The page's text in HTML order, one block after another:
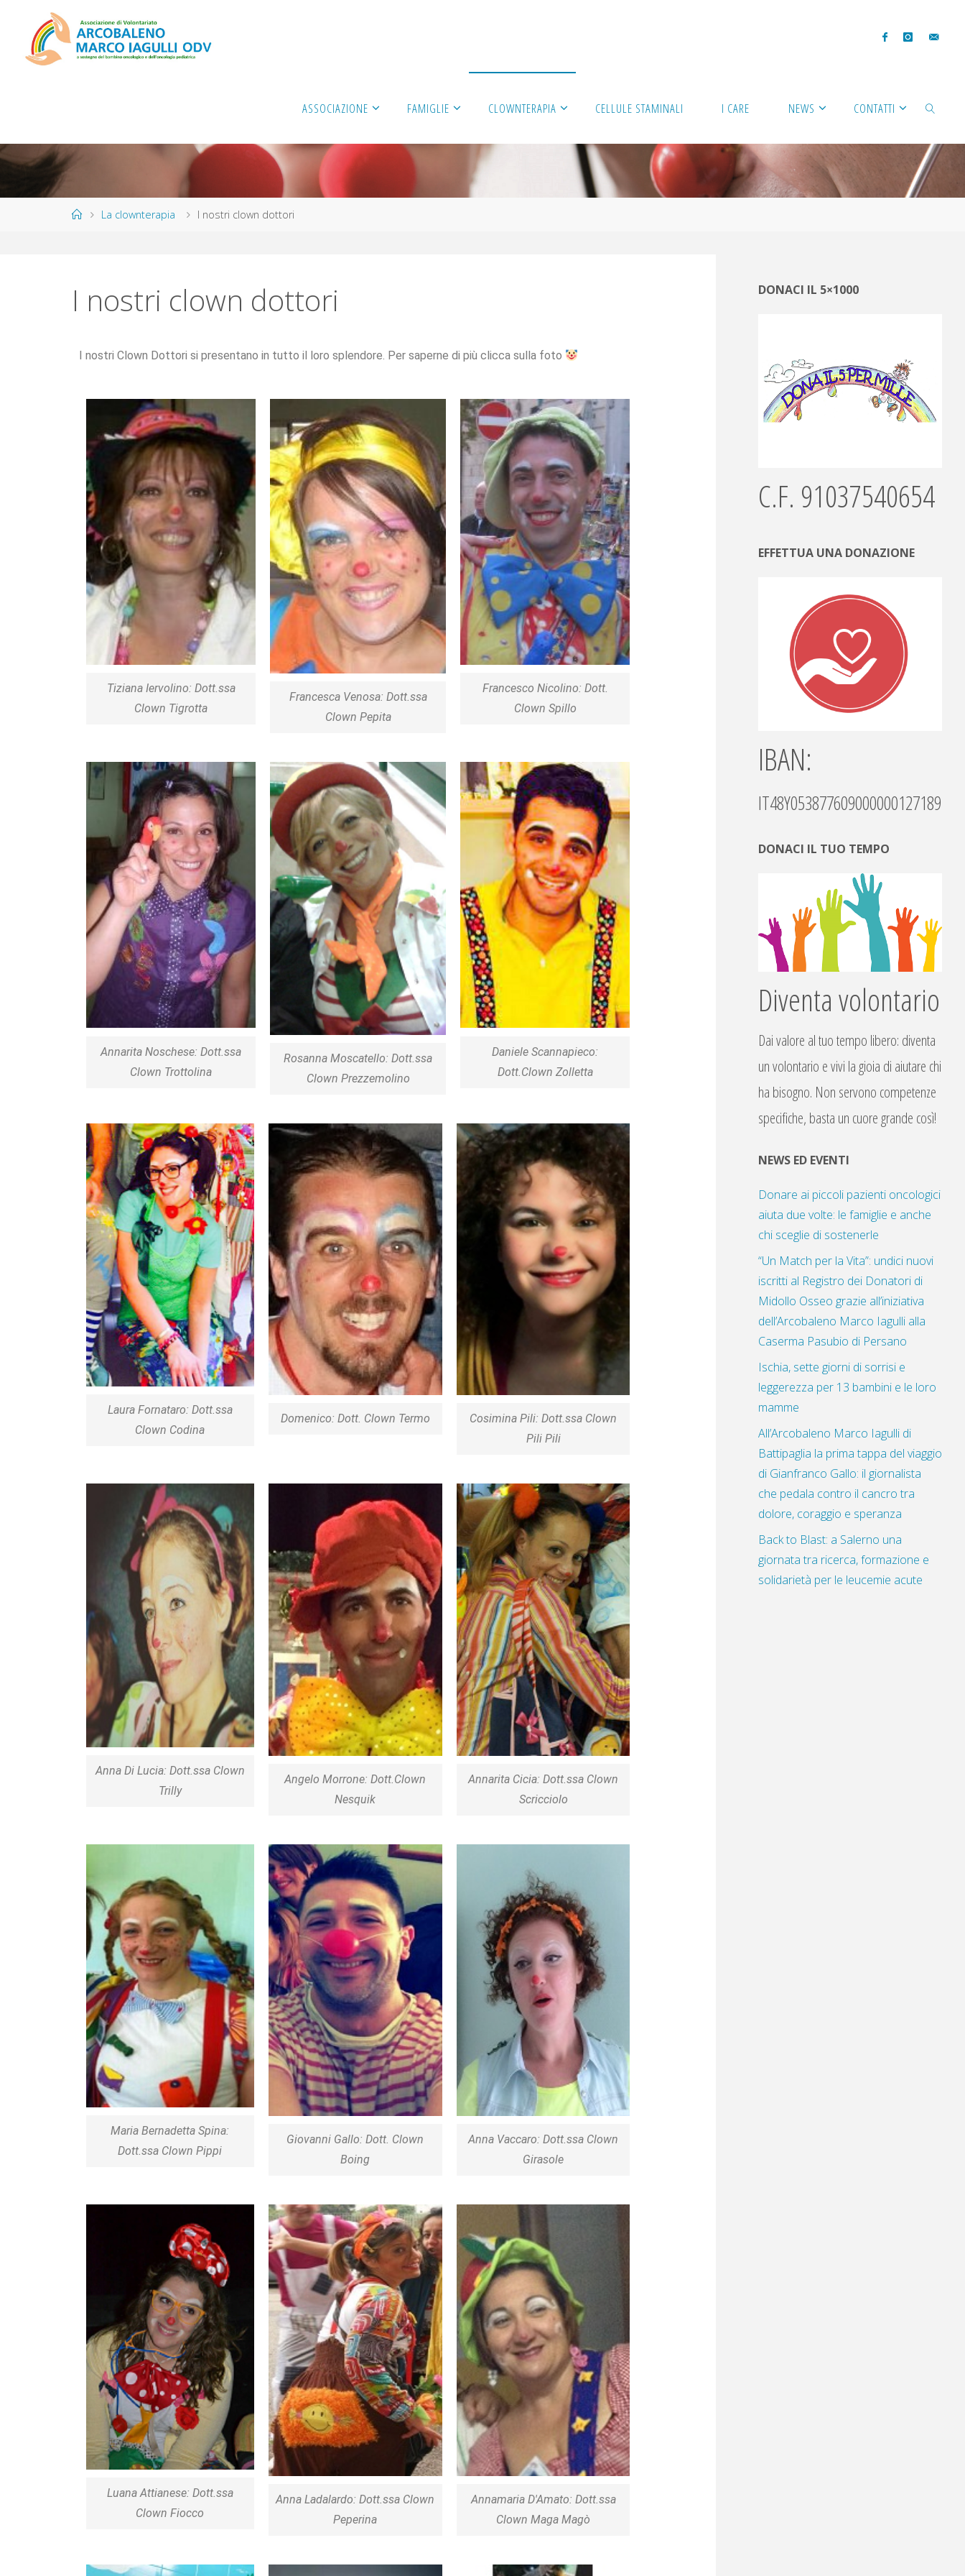
ASSOCIAZIONE FAMIGLIE CLOWNTERAPIA CELLULE STAMINALI I CARE NEWS CONTATTI
La clownterapia I nostri clown dottori
I nostri clown dottori
I nostri Clown Dottori si presentano in tutto il loro splendore. Per saperne di più clicca sulla foto
Tiziana Iervolino: Dott.ssa
Clown Tigrotta
Francesca Venosa: Dott.ssa
Clown Pepita
Francesco Nicolino: Dott.
Clown Spillo
Annarita Noschese: Dott.ssa
Clown Trottolina
Rosanna Moscatello: Dott.ssa
Clown Prezzemolino
Daniele Scannapieco:
Dott.Clown Zolletta
Laura Fornataro: Dott.ssa
Clown Codina
Domenico: Dott. Clown Termo
Cosimina Pili: Dott.ssa Clown
Pili Pili
Anna Di Lucia: Dott.ssa Clown
Trilly
Angelo Morrone: Dott.Clown
Nesquik
Annarita Cicia: Dott.ssa Clown
Scricciolo
Maria Bernadetta Spina:
Dott.ssa Clown Pippi
Giovanni Gallo: Dott. Clown
Boing
Anna Vaccaro: Dott.ssa Clown
Girasole
Luana Attianese: Dott.ssa
Clown Fiocco
Anna Ladalardo: Dott.ssa Clown
Peperina
Annamaria D'Amato: Dott.ssa
Clown Maga Magò
DONACI IL 5×1000
C.F. 91037540654
EFFETTUA UNA DONAZIONE
IBAN:
IT48Y0538776090000001271892
DONACI IL TUO TEMPO
Diventa volontario
Dai valore al tuo tempo libero: diventa
un volontario e vivi la gioia di aiutare chi
ha bisogno. Non servono competenze
specifiche, basta un cuore grande così!
NEWS ED EVENTI
Donare ai piccoli pazienti oncologici
aiuta due volte: le famiglie e anche
chi sceglie di sostenerle
“Un Match per la Vita”: undici nuovi
iscritti al Registro dei Donatori di
Midollo Osseo grazie all’iniziativa
dell’Arcobaleno Marco Iagulli alla
Caserma Pasubio di Persano
Ischia, sette giorni di sorrisi e
leggerezza per 13 bambini e le loro
mamme
All’Arcobaleno Marco Iagulli di
Battipaglia la prima tappa del viaggio
di Gianfranco Gallo: il giornalista
che pedala contro il cancro tra
dolore, coraggio e speranza
Back to Blast: a Salerno una
giornata tra ricerca, formazione e
solidarietà per le leucemie acute